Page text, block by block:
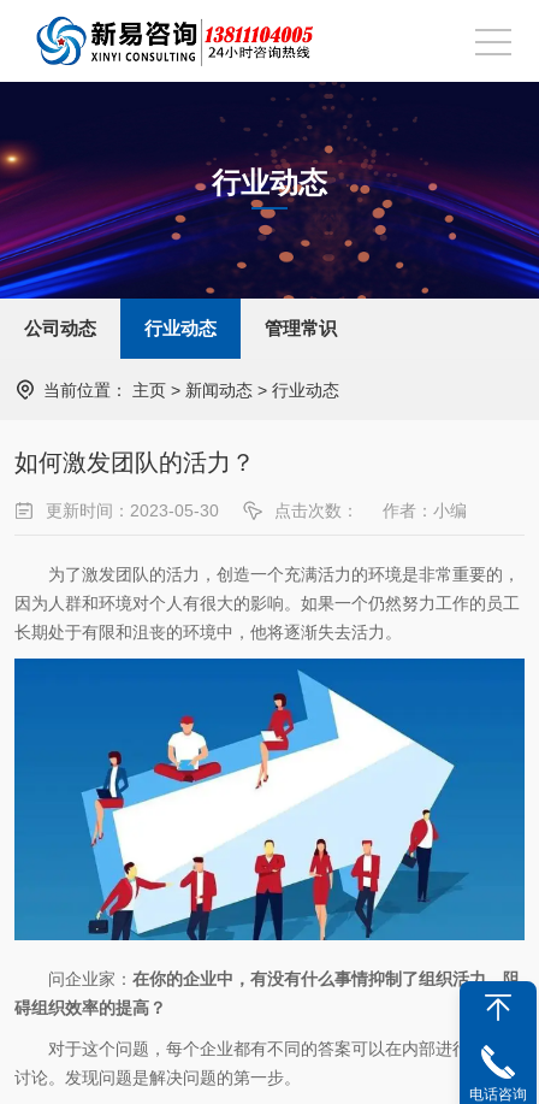
行业动态
公司动态 行业动态 管理常识
当前位置： 主页 > 新闻动态 > 行业动态
如何激发团队的活力？
更新时间：2023-05-30 点击次数： 作者：小编
为了激发团队的活力，创造一个充满活力的环境是非常重要的，
因为人群和环境对个人有很大的影响。如果一个仍然努力工作的员工
长期处于有限和沮丧的环境中，他将逐渐失去活力。
问企业家： 在你的企业中，有没有什么事情抑制了组织活力，阻
碍组织效率的提高？
对于这个问题，每个企业都有不同的答案可以在内部进行交流和
讨论。发现问题是解决问题的第一步。
电话咨询